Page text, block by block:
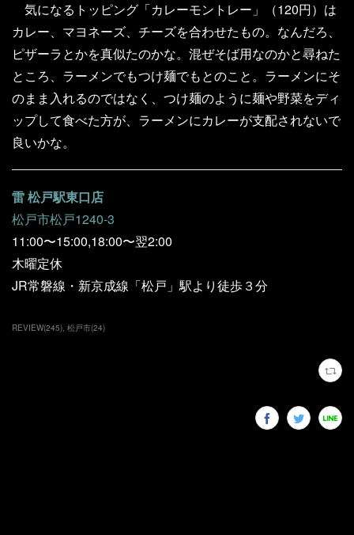
気になるトッピング「カレーモントレー」（120円）は
カレー、マヨネーズ、チーズを合わせたもの。なんだろ、
ピザーラとかを真似たのかな。混ぜそば用なのかと尋ねた
ところ、ラーメンでもつけ麺でもとのこと。ラーメンにそ
のまま入れるのではなく、つけ麺のように麺や野菜をディ
ップして食べた方が、ラーメンにカレーが支配されないで
良いかな。
雷 松戸駅東口店
松戸市松戸1240-3
11:00〜15:00,18:00〜翌2:00
木曜定休
JR常磐線・新京成線「松戸」駅より徒歩３分
REVIEW(245) 松戸市(24)